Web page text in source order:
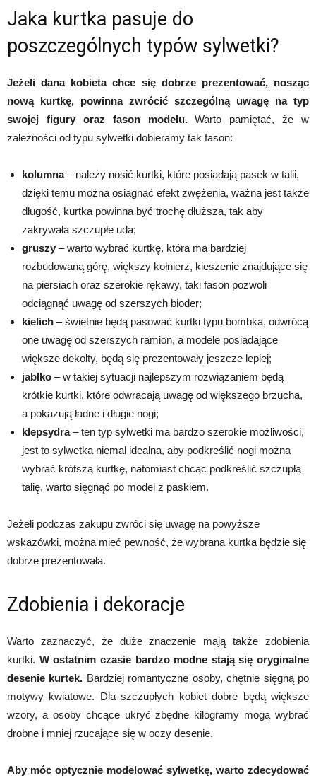
Jaka kurtka pasuje do
poszczególnych typów sylwetki?
Jeżeli dana kobieta chce się dobrze prezentować, nosząc
nową kurtkę, powinna zwrócić szczególną uwagę na typ
swojej figury oraz fason modelu.Warto pamiętać, że w
zależności od typu sylwetki dobieramy tak fason:
kolumna– należy nosić kurtki, które posiadają pasek w talii,
dzięki temu można osiągnąć efekt zwężenia, ważna jest także
długość, kurtka powinna być trochę dłuższa, tak aby
zakrywała szczupłe uda;
gruszy – warto wybrać kurtkę, która ma bardziej
rozbudowaną górę, większy kołnierz, kieszenie znajdujące się
na piersiach oraz szerokie rękawy, taki fason pozwoli
odciągnąć uwagę od szerszych bioder;
kielich – świetnie będą pasować kurtki typu bombka, odwrócą
one uwagę od szerszych ramion, a modele posiadające
większe dekolty, będą się prezentowały jeszcze lepiej;
jabłko – w takiej sytuacji najlepszym rozwiązaniem będą
krótkie kurtki, które odwracają uwagę od większego brzucha,
a pokazują ładne i długie nogi;
klepsydra– ten typ sylwetki ma bardzo szerokie możliwości,
jest to sylwetka niemal idealna, aby podkreślić nogi można
wybrać krótszą kurtkę, natomiast chcąc podkreślić szczupłą
talię, warto sięgnąć po model z paskiem.
Jeżeli podczas zakupu zwróci się uwagę na powyższe
wskazówki, można mieć pewność, że wybrana kurtka będzie się
dobrze prezentowała.
Zdobienia i dekoracje
Warto zaznaczyć, że duże znaczenie mają także zdobienia
kurtki. W ostatnim czasie bardzo modne stają się oryginalne
desenie kurtek. Bardziej romantyczne osoby, chętnie sięgną po
motywy kwiatowe. Dla szczupłych kobiet dobre będą większe
wzory, a osoby chcące ukryć zbędne kilogramy mogą wybrać
drobne i mniej rzucające się w oczy desenie.
Aby móc optycznie modelować sylwetkę, warto zdecydować